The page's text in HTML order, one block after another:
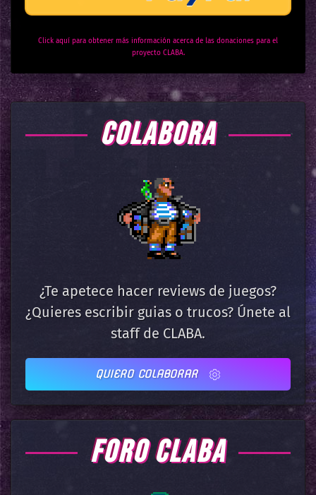
Click aquí para obtener más información acerca de las donaciones para el
proyecto CLABA.
COLABORA
¿Te apetece hacer reviews de juegos?
¿Quieres escribir guias o trucos? Únete al
staff de CLABA.
QUIERO COLABORAR
FORO CLABA